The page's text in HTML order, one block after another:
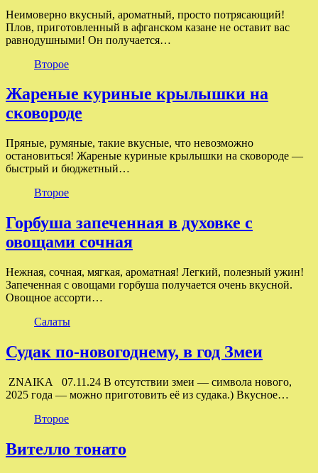
Неимоверно вкусный, ароматный, просто потрясающий!
Плов, приготовленный в афганском казане не оставит вас
равнодушными! Он получается…
Второе
Жареные куриные крылышки на
сковороде
Пряные, румяные, такие вкусные, что невозможно
остановиться! Жареные куриные крылышки на сковороде —
быстрый и бюджетный…
Второе
Горбуша запеченная в духовке с
овощами сочная
Нежная, сочная, мягкая, ароматная! Легкий, полезный ужин!
Запеченная с овощами горбуша получается очень вкусной.
Овощное ассорти…
Салаты
Судак по-новогоднему, в год Змеи
ZNAIKA 07.11.24 В отсутствии змеи — символа нового,
2025 года — можно приготовить её из судака.) Вкусное…
Второе
Вителло тонато